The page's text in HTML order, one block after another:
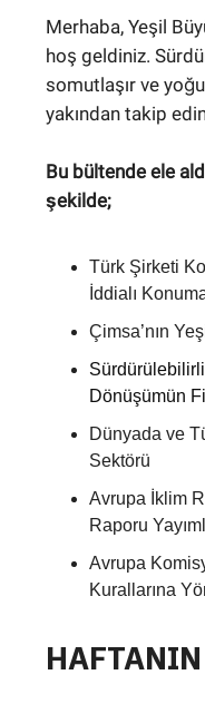
Merhaba, Yeşil
hoş geldiniz.
somutlaşır ve
yakından takip
Bu bültende ele
şekilde;
Türk Şirketi
İddialı
Çimsa’nın
Dönüşümün
Dünyada ve
Sektörü
Avrupa İklim
Raporu
Avrupa
Kurallarına